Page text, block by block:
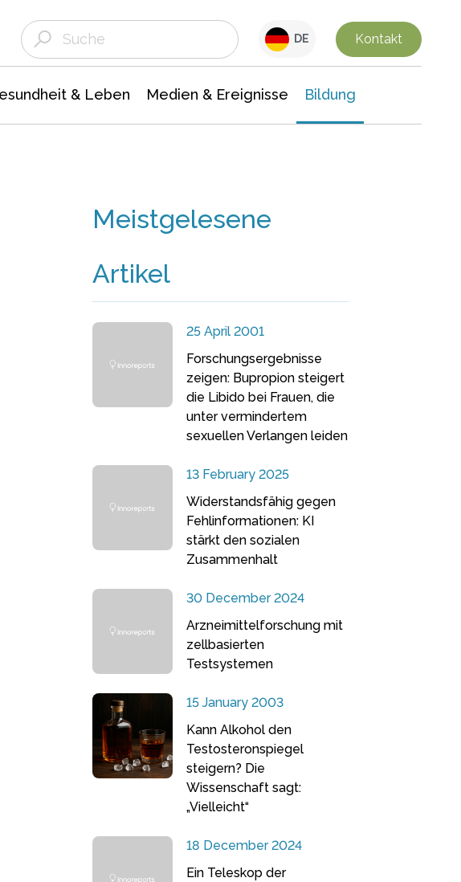
DE Kontakt
& Leben Medien & Ereignisse Bildung
Meistgelesene
Artikel
25 April 2001
Forschungsergebnisse
zeigen: Bupropion steigert
die Libido bei Frauen, die
unter vermindertem
sexuellen Verlangen leiden
13 February 2025
Widerstandsfähig gegen
Fehlinformationen: KI
stärkt den sozialen
Zusammenhalt
30 December 2024
Arzneimittelforschung mit
zellbasierten
Testsystemen
15 January 2003
Kann Alkohol den
Testosteronspiegel
steigern? Die
Wissenschaft sagt:
„Vielleicht“
18 December 2024
Ein Teleskop der